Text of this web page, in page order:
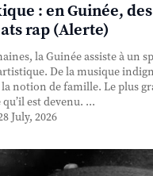
: en Guinée,
rap (Alerte)
la Guinée assiste à un
De la musique
notion de famille. Le plus
qu’il est devenu. ...
July, 2026